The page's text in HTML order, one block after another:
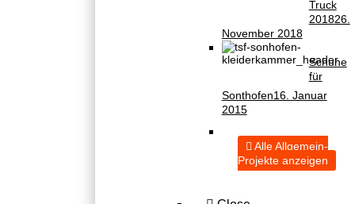
Truck
201826.
November 2018
Schuhe
für
Sonthofen16. Januar
2015
Alle Allgemein-
Projekte anzeigen